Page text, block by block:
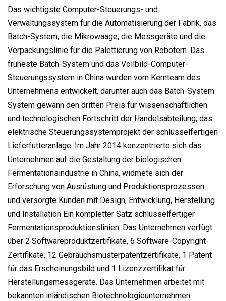
Das wichtigste Computer-Steuerungs- und
Verwaltungssystem für die Automatisierung der Fabrik, das
Batch-System, die Mikrowaage, die Messgeräte und die
Verpackungslinie für die Palettierung von Robotern. Das
früheste Batch-System und das Vollbild-Computer-
Steuerungssystem in China wurden vom Kernteam des
Unternehmens entwickelt, darunter auch das Batch-System
System gewann den dritten Preis für wissenschaftlichen
und technologischen Fortschritt der Handelsabteilung; das
elektrische Steuerungssystemprojekt der schlüsselfertigen
Lieferfutteranlage. Im Jahr 2014 konzentrierte sich das
Unternehmen auf die Gestaltung der biologischen
Fermentationsindustrie in China, widmete sich der
Erforschung von Ausrüstung und Produktionsprozessen
und versorgte Kunden mit Design, Entwicklung, Herstellung
und Installation Ein kompletter Satz schlüsselfertiger
Fermentationsproduktionslinien. Das Unternehmen verfügt
über 2 Softwareproduktzertifikate, 6 Software-Copyright-
Zertifikate, 12 Gebrauchsmusterpatentzertifikate, 1 Patent
für das Erscheinungsbild und 1 Lizenzzertifikat für
Herstellungsmessgeräte. Das Unternehmen arbeitet mit
bekannten inländischen Biotechnologieunternehmen